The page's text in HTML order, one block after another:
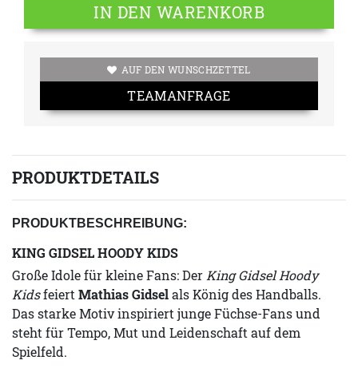
IN DEN WARENKORB
AUF DEN WUNSCHZETTEL
TEAMANFRAGE
PRODUKTDETAILS
PRODUKTBESCHREIBUNG:
KING GIDSEL HOODY KIDS
Große Idole für kleine Fans: DerKing Gidsel Hoody
KidsfeiertMathias Gidselals König des Handballs.
Das starke Motiv inspiriert junge Füchse-Fans und
steht für Tempo, Mut und Leidenschaft auf dem
Spielfeld.